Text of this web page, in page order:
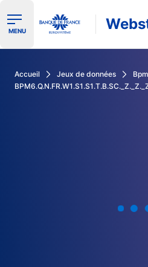
Ouvrir le menu de navigation
MENU
Accueil Jeux de données